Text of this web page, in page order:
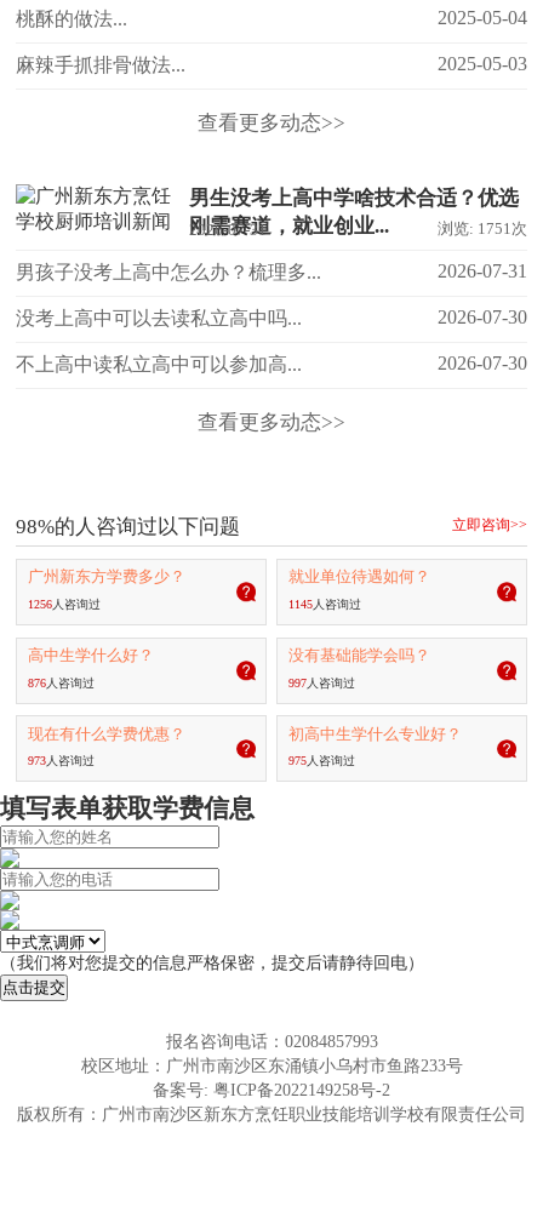
桃酥的做法... 2025-05-04
麻辣手抓排骨做法... 2025-05-03
查看更多动态>>
男生没考上高中学啥技术合适？优选
刚需赛道，就业创业...
2026-07-31 浏览: 1751次
男孩子没考上高中怎么办？梳理多... 2026-07-31
没考上高中可以去读私立高中吗... 2026-07-30
不上高中读私立高中可以参加高... 2026-07-30
查看更多动态>>
98%的人咨询过以下问题 立即咨询>>
广州新东方学费多少？
1256人咨询过
就业单位待遇如何？
1145人咨询过
高中生学什么好？
876人咨询过
没有基础能学会吗？
997人咨询过
现在有什么学费优惠？
973人咨询过
初高中生学什么专业好？
975人咨询过
填写表单获取学费信息
（我们将对您提交的信息严格保密，提交后请静待回电）
点击提交
报名咨询电话：02084857993
校区地址： 广州市南沙区东涌镇小乌村市鱼路233号
备案号: 粤ICP备2022149258号-2
版权所有：广州市南沙区新东方烹饪职业技能培训学校有限责任公司